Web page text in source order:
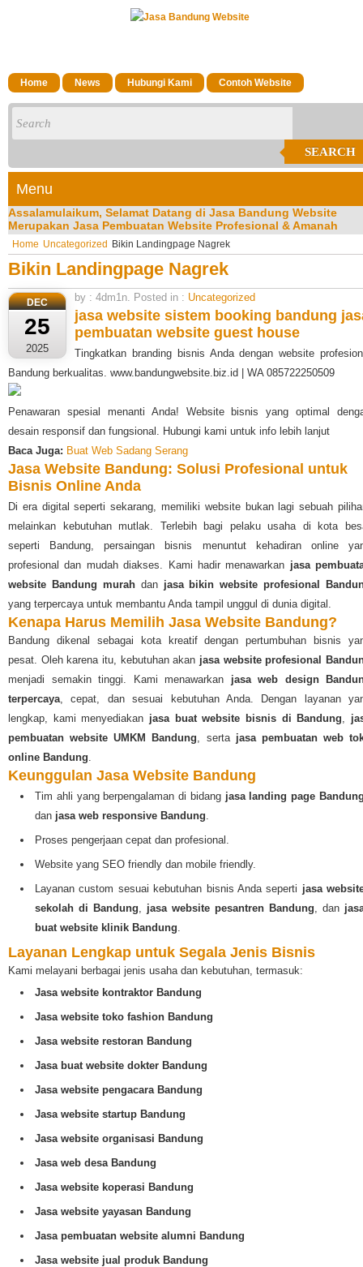
Home News Hubungi Kami Contoh Website
SEARCH
Menu
Assalamulaikum, Selamat Datang di Jasa Bandung Website
Merupakan Jasa Pembuatan Website Profesional & Amanah
Terpercaya di Kota Bandung Silakan Bisa menghubungi CS
di No Hp/Wa: 081323023200
Home Uncategorized Bikin Landingpage Nagrek
Bikin Landingpage Nagrek
DEC
25
2025
by : 4dm1n. Posted in : Uncategorized
jasa website sistem booking bandung
pembuatan website guest house
Tingkatkan branding bisnis Anda dengan website
Bandung berkualitas. www.bandungwebsite.biz.id | WA 085722250509
Penawaran spesial menanti Anda! Website bisnis yang optimal
desain responsif dan fungsional. Hubungi kami untuk info lebih lanjut
Baca Juga: Buat Web Sadang Serang
Jasa Website Bandung: Solusi Profesional untuk
Bisnis Online Anda
Di era digital seperti sekarang, memiliki website bukan lagi sebuah
melainkan kebutuhan mutlak. Terlebih bagi pelaku usaha di kota
seperti Bandung, persaingan bisnis menuntut kehadiran online
profesional dan mudah diakses. Kami hadir menawarkan jasa
website Bandung murahdan jasa bikin website profesional
yang terpercaya untuk membantu Anda tampil unggul di dunia digital.
Kenapa Harus Memilih Jasa Website Bandung?
Bandung dikenal sebagai kota kreatif dengan pertumbuhan bisnis
pesat. Oleh karena itu, kebutuhan akan jasa website profesional
menjadi semakin tinggi. Kami menawarkan jasa web design
terpercaya, cepat, dan sesuai kebutuhan Anda. Dengan layanan
lengkap, kami menyediakan jasa buat website bisnis di Bandung,
pembuatan website UMKM Bandung, serta jasa pembuatan web
online Bandung.
Keunggulan Jasa Website Bandung
Tim ahli yang berpengalaman di bidang jasa landing page
dan jasa web responsive Bandung.
Proses pengerjaan cepat dan profesional.
Website yang SEO friendly dan mobile friendly.
Layanan custom sesuai kebutuhan bisnis Anda seperti jasa
sekolah di Bandung, jasa website pesantren Bandung, dan
buat website klinik Bandung.
Layanan Lengkap untuk Segala Jenis Bisnis
Kami melayani berbagai jenis usaha dan kebutuhan, termasuk:
Jasa website kontraktor Bandung
Jasa website toko fashion Bandung
Jasa website restoran Bandung
Jasa buat website dokter Bandung
Jasa website pengacara Bandung
Jasa website startup Bandung
Jasa website organisasi Bandung
Jasa web desa Bandung
Jasa website koperasi Bandung
Jasa website yayasan Bandung
Jasa pembuatan website alumni Bandung
Jasa website jual produk Bandung